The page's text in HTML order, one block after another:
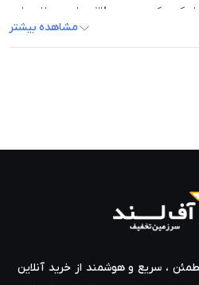
که از فناوری حافظه فلش لکسار کپی کرده بود، 380 میلیون دلار جایزه
نشان دادن پیشرفت توسعه کارت‌های
خود، اعلام می‌کند که سرعت ‌هایی را
تا 824 مگابایت بر ثانیه در خواندن و 410 مگابایت بر ثانیه در نوشتن در
این برند، کارت‌های Lexar Professional SD Express هستند با ظرفیت
مشاهده بیشتر
، سریع و هوشمند از خرید آنلاین